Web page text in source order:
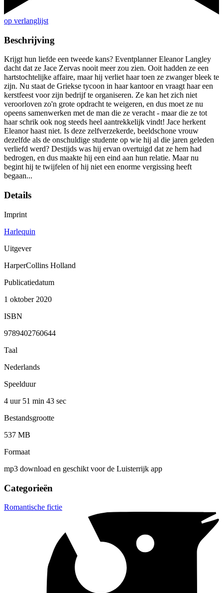
op verlanglijst
Beschrijving
Krijgt hun liefde een tweede kans? Eventplanner Eleanor Langley
dacht dat ze Jace Zervas nooit meer zou zien. Ooit hadden ze een
hartstochtelijke affaire, maar hij verliet haar toen ze zwanger bleek te
zijn. Nu staat de Griekse tycoon in haar kantoor en vraagt haar een
kerstfeest voor zijn bedrijf te organiseren. Ze kan het zich niet
veroorloven zo'n grote opdracht te weigeren, en dus moet ze nu
opeens samenwerken met de man die ze veracht - maar die ze tot
haar schrik ook nog steeds heel aantrekkelijk vindt! Jace herkent
Eleanor haast niet. Is deze zelfverzekerde, beeldschone vrouw
dezelfde als de onschuldige studente op wie hij al die jaren geleden
verliefd werd? Destijds was hij ervan overtuigd dat ze hem had
bedrogen, en dus maakte hij een eind aan hun relatie. Maar nu
begint hij te twijfelen of hij niet een enorme vergissing heeft
begaan...
Details
Imprint
Harlequin
Uitgever
HarperCollins Holland
Publicatiedatum
1 oktober 2020
ISBN
9789402760644
Taal
Nederlands
Speelduur
4 uur 51 min 43 sec
Bestandsgrootte
537 MB
Formaat
mp3 download en geschikt voor de Luisterrijk app
Categorieën
Romantische fictie